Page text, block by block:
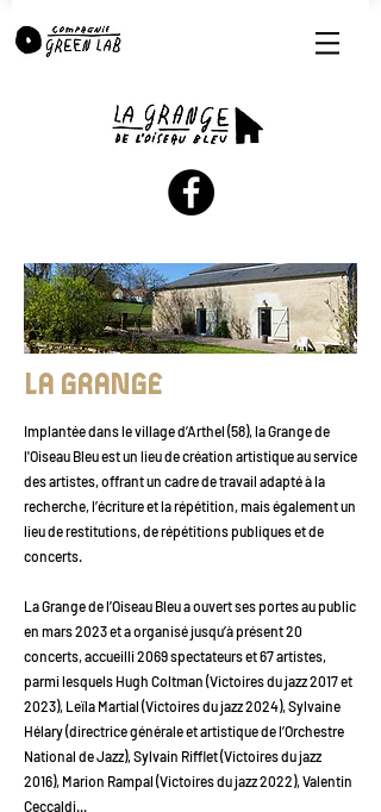
LA GRANGE
Implantée dans le village d’Arthel (58), la Grange de
l'Oiseau Bleu est un lieu de création artistique au service
des artistes, offrant un cadre de travail adapté à la
recherche, l’écriture et la répétition, mais également un
lieu de restitutions, de répétitions publiques et de
concerts.
La Grange de l’Oiseau Bleu a ouvert ses portes au public
en mars 2023 et a organisé jusqu’à présent 20
concerts, accueilli 2069 spectateurs et 67 artistes,
parmi lesquels Hugh Coltman (Victoires du jazz 2017 et
2023), Leïla Martial (Victoires du jazz 2024), Sylvaine
Hélary (directrice générale et artistique de l’Orchestre
National de Jazz), Sylvain Rifflet (Victoires du jazz
2016), Marion Rampal (Victoires du jazz 2022), Valentin
Ceccaldi...